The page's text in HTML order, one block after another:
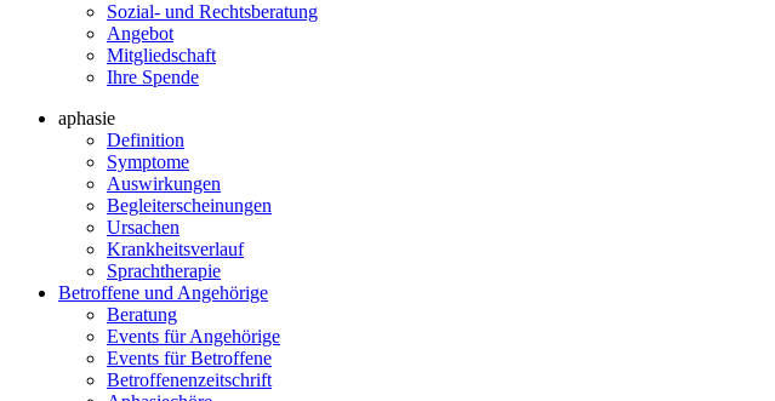
Sozial- und Rechtsberatung
Angebot
Mitgliedschaft
Ihre Spende
aphasie
Definition
Symptome
Auswirkungen
Begleiterscheinungen
Ursachen
Krankheitsverlauf
Sprachtherapie
Betroffene und Angehörige
Beratung
Events für Angehörige
Events für Betroffene
Betroffenenzeitschrift